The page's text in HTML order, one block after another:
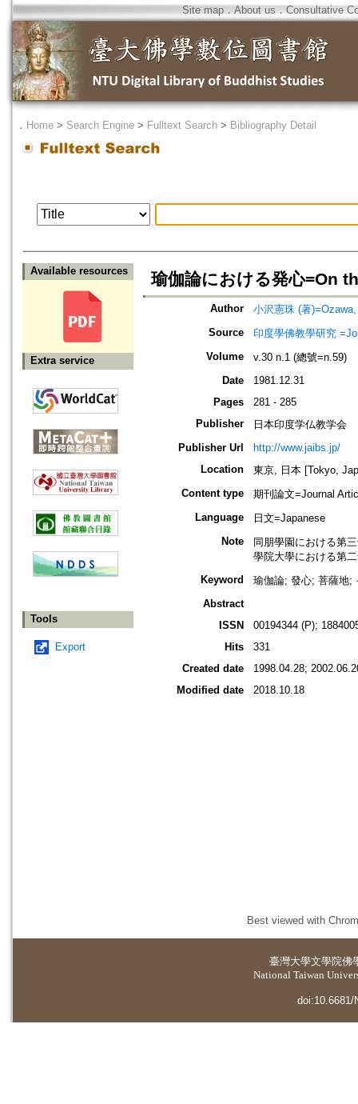
Site map．About us ． Consultative
． Home > Search Engine > Fulltext Search > Bibliography Detail
Available resources
Extra service
Tools
Export
瑜伽論における発心=On
Author
小沢憲珠 (著
Source
印度學佛教學研究
Volume
v.30 n.1 (總號=n.59)
Date
1981.12.31
Pages
281 - 285
Publisher
日本印度学仏教学会
Publisher Url
http://www.jaibs.jp/
Location
東京, 日本 [Tokyo,
Content type
期刊論文=Journal
Language
日文=Japanese
Note
同朋學園における第
學院大學における第
Keyword
瑜伽論; 發心; 菩薩地;
Abstract
ISSN
00194344 (P);
Hits
331
Created date
1998.04.28;
Modified date
2018.10.18
Best viewed with
臺灣大學文學院佛
National Taiwan
doi:10.6681/